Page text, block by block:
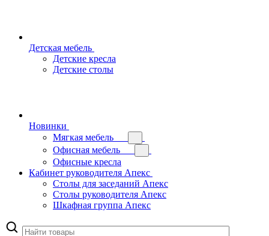
Детская мебель
Детские кресла
Детские столы
Новинки
Мягкая мебель
Офисная мебель
Офисные кресла
Кабинет руководителя Апекс
Столы для заседаний Апекс
Столы руководителя Апекс
Шкафная группа Апекс